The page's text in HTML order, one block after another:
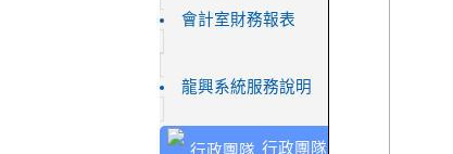
會計室財務報表
龍興系統服務說明
行政團隊